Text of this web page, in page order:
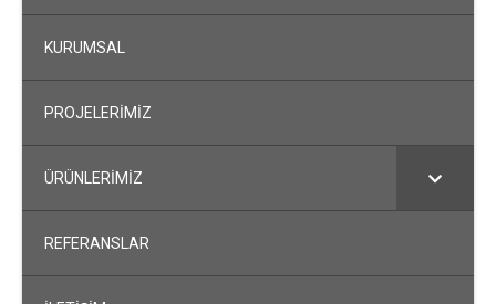
KURUMSAL
PROJELERİMİZ
ÜRÜNLERİMİZ
REFERANSLAR